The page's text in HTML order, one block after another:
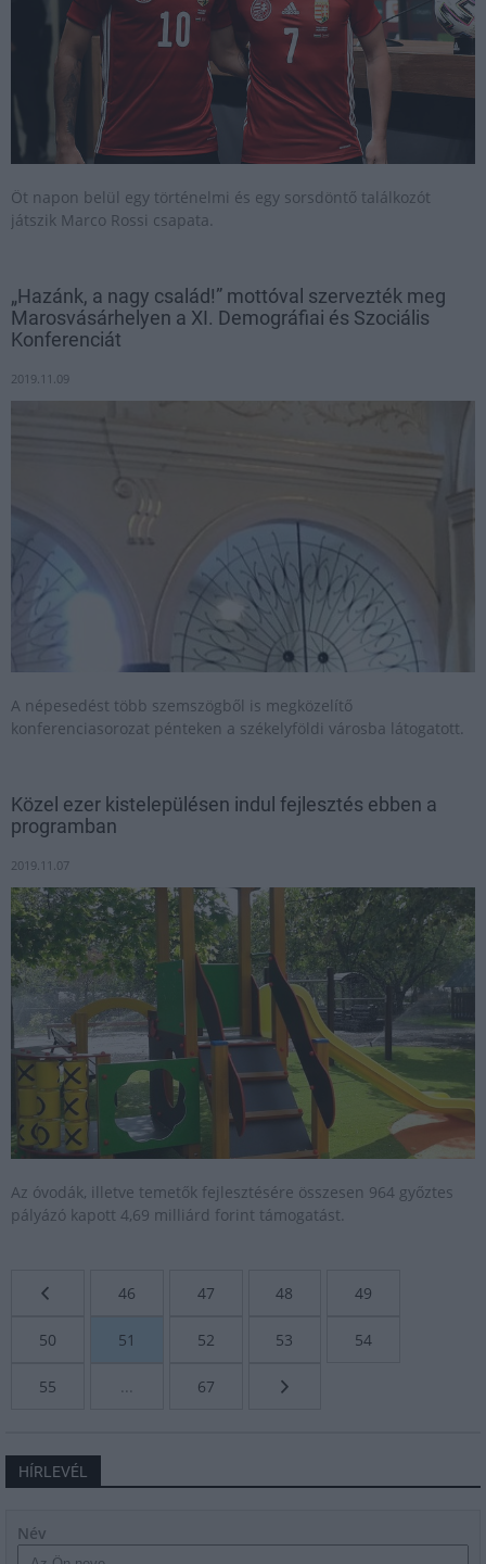
Öt napon belül egy történelmi és egy sorsdöntő találkozót
játszik Marco Rossi csapata.
„Hazánk, a nagy család!” mottóval szervezték meg
Marosvásárhelyen a XI. Demográfiai és Szociális
Konferenciát
2019.11.09
A népesedést több szemszögből is megközelítő
konferenciasorozat pénteken a székelyföldi városba látogatott.
Közel ezer kistelepülésen indul fejlesztés ebben a
programban
2019.11.07
Az óvodák, illetve temetők fejlesztésére összesen 964 győztes
pályázó kapott 4,69 milliárd forint támogatást.
46 47 48 49
50 51 52 53 54
55 ... 67
HÍRLEVÉL
Név